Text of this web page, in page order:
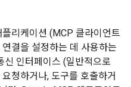
리케이션 (MCP 클라이언트
결을 설정하는 데 사용하는
신 인터페이스 (일반적으로
청하거나, 도구를 호출하거